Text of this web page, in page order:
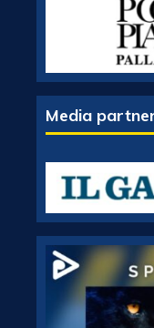
Media